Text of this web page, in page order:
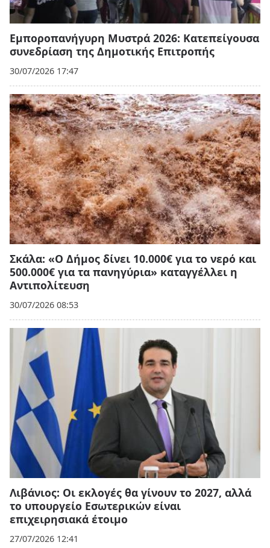
Εμποροπανήγυρη Μυστρά 2026: Κατεπείγουσα
συνεδρίαση της Δημοτικής Επιτροπής
30/07/2026 17:47
Σκάλα: «Ο Δήμος δίνει 10.000€ για το νερό και
500.000€ για τα πανηγύρια» καταγγέλλει η
Αντιπολίτευση
30/07/2026 08:53
Λιβάνιος: Οι εκλογές θα γίνουν το 2027, αλλά
το υπουργείο Εσωτερικών είναι
επιχειρησιακά έτοιμο
27/07/2026 12:41